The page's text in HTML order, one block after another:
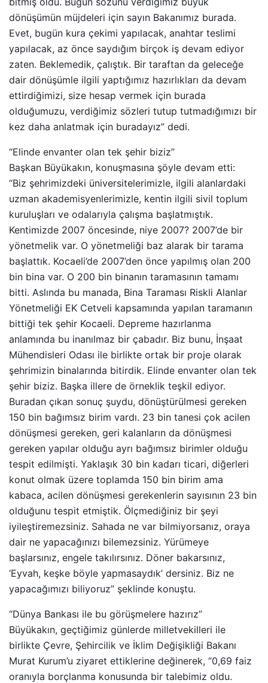
dönüşümün müjdeleri için sayın Bakanımız burada.
Evet, bugün kura çekimi yapılacak, anahtar teslimi
yapılacak, az önce saydığım birçok iş devam ediyor
zaten. Beklemedik, çalıştık. Bir taraftan da geleceğe
dair dönüşümle ilgili yaptığımız hazırlıkları da devam
ettirdiğimizi, size hesap vermek için burada
olduğumuzu, verdiğimiz sözleri tutup tutmadığımızı bir
kez daha anlatmak için buradayız” dedi.
“Elinde envanter olan tek şehir biziz”
Başkan Büyükakın, konuşmasına şöyle devam etti:
“Biz şehrimizdeki üniversitelerimizle, ilgili alanlardaki
uzman akademisyenlerimizle, kentin ilgili sivil toplum
kuruluşları ve odalarıyla çalışma başlatmıştık.
Kentimizde 2007 öncesinde, niye 2007? 2007’de bir
yönetmelik var. O yönetmeliği baz alarak bir tarama
başlattık. Kocaeli’de 2007’den önce yapılmış olan 200
bin bina var. O 200 bin binanın taramasının tamamı
bitti. Aslında bu manada, Bina Taraması Riskli Alanlar
Yönetmeliği EK Cetveli kapsamında yapılan taramanın
bittiği tek şehir Kocaeli. Depreme hazırlanma
anlamında bu inanılmaz bir çabadır. Biz bunu, İnşaat
Mühendisleri Odası ile birlikte ortak bir proje olarak
şehrimizin binalarında bitirdik. Elinde envanter olan tek
şehir biziz. Başka illere de örneklik teşkil ediyor.
Buradan çıkan sonuç şuydu, dönüştürülmesi gereken
150 bin bağımsız birim vardı. 23 bin tanesi çok acilen
dönüşmesi gereken, geri kalanların da dönüşmesi
gereken yapılar olduğu ayrı bağımsız birimler olduğu
tespit edilmişti. Yaklaşık 30 bin kadarı ticari, diğerleri
konut olmak üzere toplamda 150 bin birim ama
kabaca, acilen dönüşmesi gerekenlerin sayısının 23 bin
olduğunu tespit etmiştik. Ölçmediğiniz bir şeyi
iyileştiremezsiniz. Sahada ne var bilmiyorsanız, oraya
dair ne yapacağınızı bilemezsiniz. Yürümeye
başlarsınız, engele takılırsınız. Döner bakarsınız,
‘Eyvah, keşke böyle yapmasaydık’ dersiniz. Biz ne
yapacağımızı biliyoruz” şeklinde konuştu.
“Dünya Bankası ile bu görüşmelere hazırız”
Büyükakın, geçtiğimiz günlerde milletvekilleri ile
birlikte Çevre, Şehircilik ve İklim Değişikliği Bakanı
Murat Kurum’u ziyaret ettiklerine değinerek, “0,69 faiz
oranıyla borçlanma konusunda bir talebimiz oldu.